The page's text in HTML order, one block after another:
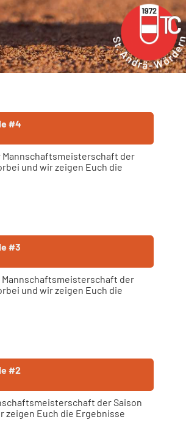
#4
Mannschaftsmeisterschaft der
und wir zeigen Euch die
#3
Mannschaftsmeisterschaft der
und wir zeigen Euch die
#2
der Saison
zeigen Euch die Ergebnisse